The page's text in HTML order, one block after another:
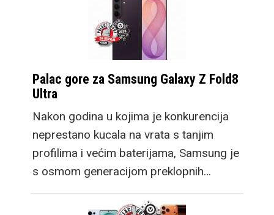
Palac gore za Samsung Galaxy Z Fold8
Ultra
Nakon godina u kojima je konkurencija
neprestano kucala na vrata s tanjim
profilima i većim baterijama, Samsung je
s osmom generacijom preklopnih…